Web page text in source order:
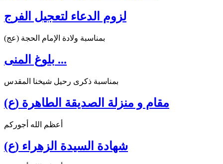
لزوم الدعاء لتعجيل الفرج
بمناسبة ولادة الإمام الحجة (عج)
بلوغ المنى ...
بمناسبة ذكرى رحيل شيخنا المقدس
مقام و منزلة الصديقة الطاهرة (ع)
أعظم الله أجوركم
شهادة السيدة الزهراء (ع)